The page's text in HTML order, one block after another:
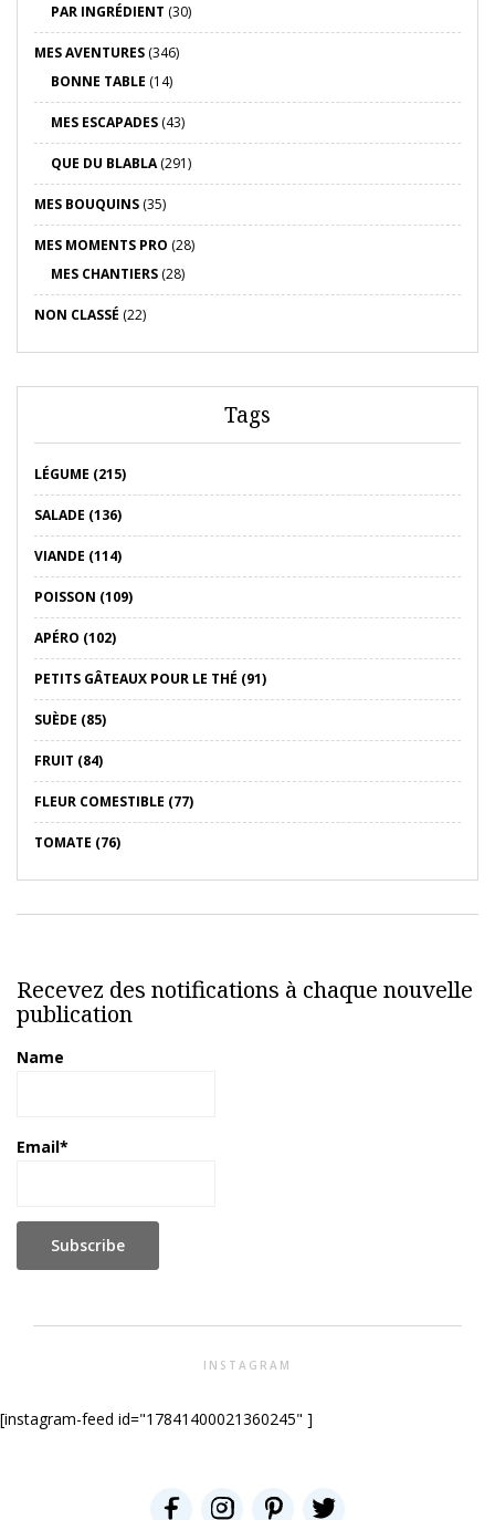
PAR INGRÉDIENT (30)
MES AVENTURES (346)
BONNE TABLE (14)
MES ESCAPADES (43)
QUE DU BLABLA(291)
MES BOUQUINS (35)
MES MOMENTS PRO (28)
MES CHANTIERS (28)
NON CLASSÉ (22)
Tags
LÉGUME (215)
SALADE (136)
VIANDE (114)
POISSON (109)
APÉRO (102)
PETITS GÂTEAUX POUR LE THÉ (91)
SUÈDE (85)
FRUIT (84)
FLEUR COMESTIBLE (77)
TOMATE (76)
Recevez des notifications à chaque nouvelle
publication
Name
Email*
INSTAGRAM
[instagram-feed id="17841400021360245" ]